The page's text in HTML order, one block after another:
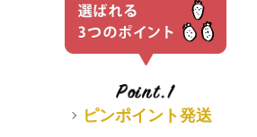
ピンポイント発送